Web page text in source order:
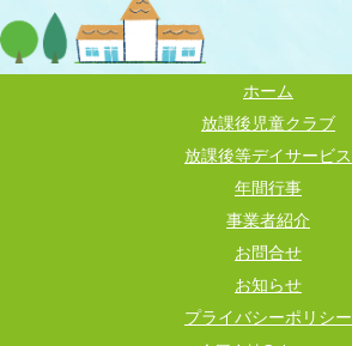
ホーム
放課後児童クラブ
放課後等デイサービス
年間行事
事業者紹介
お問合せ
お知らせ
プライバシーポリシー